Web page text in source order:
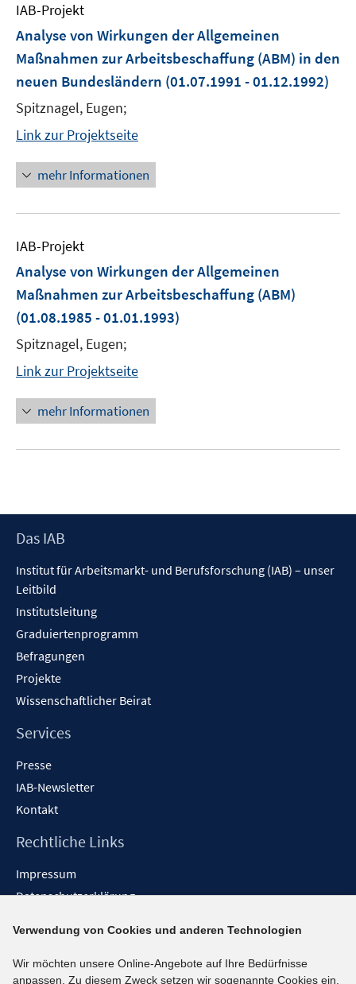
IAB-Projekt
Analyse von Wirkungen der Allgemeinen
Maßnahmen zur Arbeitsbeschaffung (ABM) in den
neuen Bundesländern (01.07.1991 - 01.12.1992)
Spitznagel, Eugen;
Link zur Projektseite
mehr Informationen
IAB-Projekt
Analyse von Wirkungen der Allgemeinen
Maßnahmen zur Arbeitsbeschaffung (ABM)
(01.08.1985 - 01.01.1993)
Spitznagel, Eugen;
Link zur Projektseite
mehr Informationen
Footer
Das IAB
Institut für Arbeitsmarkt- und Berufsforschung (IAB) – unser
Leitbild
Institutsleitung
Graduiertenprogramm
Befragungen
Projekte
Wissenschaftlicher Beirat
Services
Presse
IAB-Newsletter
Kontakt
Rechtliche Links
Impressum
Datenschutzerklärung
Barrieren melden
Social-Media-Kanäle
Verwendung von Cookies und anderen Technologien
Wir möchten unsere Online-Angebote auf Ihre Bedürfnisse
anpassen. Zu diesem Zweck setzen wir sogenannte Cookies ein.